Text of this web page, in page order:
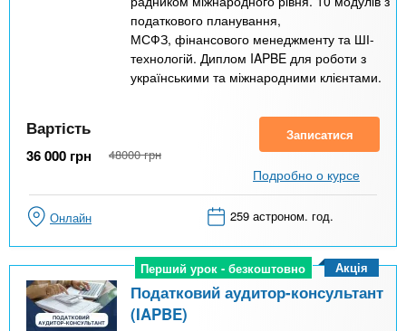
податкового планування,
МСФЗ, фінансового менеджменту та ШІ-
технологій. Диплом IAPBE для роботи з
українськими та міжнародними клієнтами.
Вартість
36 000 грн 48000 грн
Записатися
Подробно о курсе
Онлайн 259 астроном. год.
Перший урок - безкоштовно
Перший урок - безкоштовно
Податковий аудитор-консультант
(IAPBE)
Акція